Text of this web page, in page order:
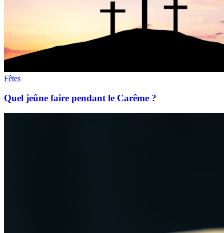
Fêtes
Quel jeûne faire pendant le Carême ?